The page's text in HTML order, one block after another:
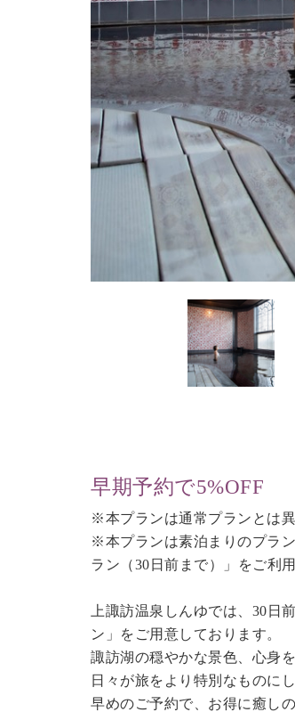
早期予約で5%OFF
※本プランは通常プランとは
※本プランは素泊まりのプラ
ラン（30日前まで）
」をご利
上諏訪温泉しんゆでは、30日
ン」をご用意しております。
諏訪湖の穏やかな景色、心身
日々が旅をより特別なものに
早めのご予約で、お得に癒し